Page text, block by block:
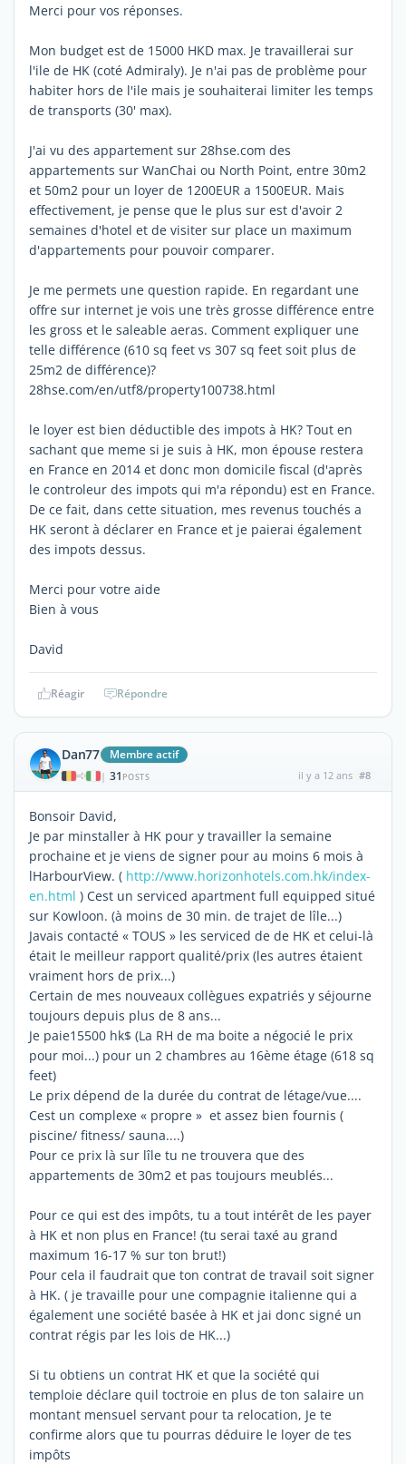
Merci pour vos réponses.
Mon budget est de 15000 HKD max. Je travaillerai sur
l'ile de HK (coté Admiraly). Je n'ai pas de problème pour
habiter hors de l'ile mais je souhaiterai limiter les temps
de transports (30' max).
J'ai vu des appartement sur 28hse.com des
appartements sur WanChai ou North Point, entre 30m2
et 50m2 pour un loyer de 1200EUR a 1500EUR. Mais
effectivement, je pense que le plus sur est d'avoir 2
semaines d'hotel et de visiter sur place un maximum
d'appartements pour pouvoir comparer.
Je me permets une question rapide. En regardant une
offre sur internet je vois une très grosse différence entre
les gross et le saleable aeras. Comment expliquer une
telle différence (610 sq feet vs 307 sq feet soit plus de
25m2 de différence)?
28hse.com/en/utf8/property100738.html
le loyer est bien déductible des impots à HK? Tout en
sachant que meme si je suis à HK, mon épouse restera
en France en 2014 et donc mon domicile fiscal (d'après
le controleur des impots qui m'a répondu) est en France.
De ce fait, dans cette situation, mes revenus touchés a
HK seront à déclarer en France et je paierai également
des impots dessus.
Merci pour votre aide
Bien à vous
David
Réagir Répondre
Dan77 Membre actif
| 31 POSTS il y a 12 ans #8
Bonsoir David,
Je par minstaller à HK pour y travailler la semaine
prochaine et je viens de signer pour au moins 6 mois à
lHarbourView. ( http://www.horizonhotels.com.hk/index-
en.html ) Cest un serviced apartment full equipped situé
sur Kowloon. (à moins de 30 min. de trajet de lîle...)
Javais contacté « TOUS » les serviced de de HK et celui-là
était le meilleur rapport qualité/prix (les autres étaient
vraiment hors de prix...)
Certain de mes nouveaux collègues expatriés y séjourne
toujours depuis plus de 8 ans...
Je paie15500 hk$ (La RH de ma boite a négocié le prix
pour moi...) pour un 2 chambres au 16ème étage (618 sq
feet)
Le prix dépend de la durée du contrat de létage/vue....
Cest un complexe « propre » et assez bien fournis (
piscine/ fitness/ sauna....)
Pour ce prix là sur lîle tu ne trouvera que des
appartements de 30m2 et pas toujours meublés...
Pour ce qui est des impôts, tu a tout intérêt de les payer
à HK et non plus en France! (tu serai taxé au grand
maximum 16-17 % sur ton brut!)
Pour cela il faudrait que ton contrat de travail soit signer
à HK. ( je travaille pour une compagnie italienne qui a
également une société basée à HK et jai donc signé un
contrat régis par les lois de HK...)
Si tu obtiens un contrat HK et que la société qui
temploie déclare quil toctroie en plus de ton salaire un
montant mensuel servant pour ta relocation, Je te
confirme alors que tu pourras déduire le loyer de tes
impôts